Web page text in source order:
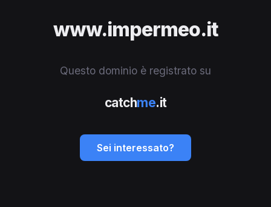
www.impermeo.it
Questo dominio è registrato su
catchme.it
Sei interessato?